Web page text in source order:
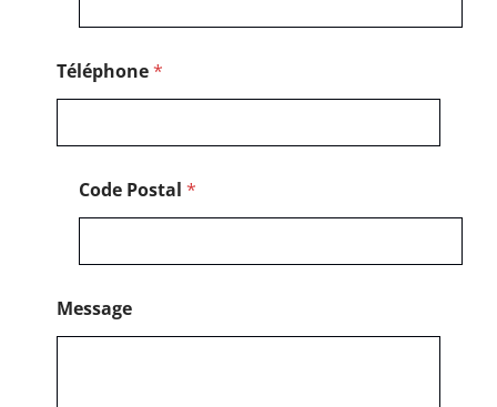
Téléphone*
Code Postal *
Message